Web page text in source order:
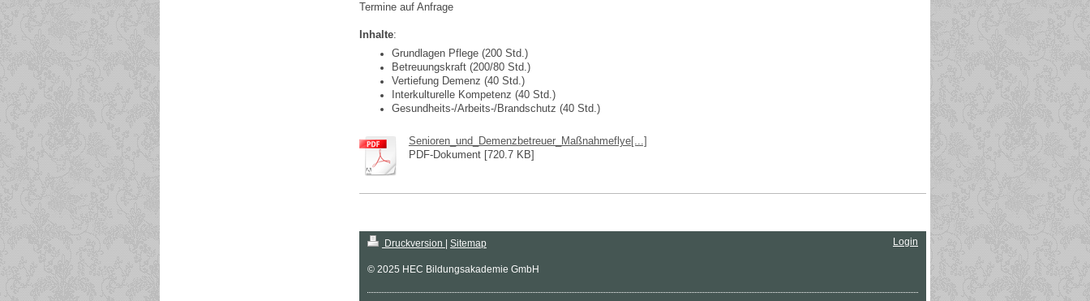
Termine auf Anfrage
Inhalte:
Grundlagen Pflege (200 Std.)
Betreuungskraft (200/80 Std.)
Vertiefung Demenz (40 Std.)
Interkulturelle Kompetenz (40 Std.)
Gesundheits-/Arbeits-/Brandschutz (40 Std.)
Senioren_und_Demenzbetreuer_Maßnahmeflye[...]
PDF-Dokument [720.7 KB]
Druckversion | Sitemap
© 2025 HEC Bildungsakademie GmbH
Login